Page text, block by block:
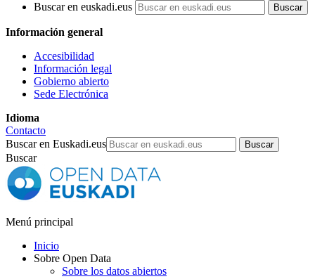
Buscar en euskadi.eus
Información general
Accesibilidad
Información legal
Gobierno abierto
Sede Electrónica
Idioma
Contacto
Buscar en Euskadi.eus
Buscar
Menú principal
Inicio
Sobre Open Data
Sobre los datos abiertos